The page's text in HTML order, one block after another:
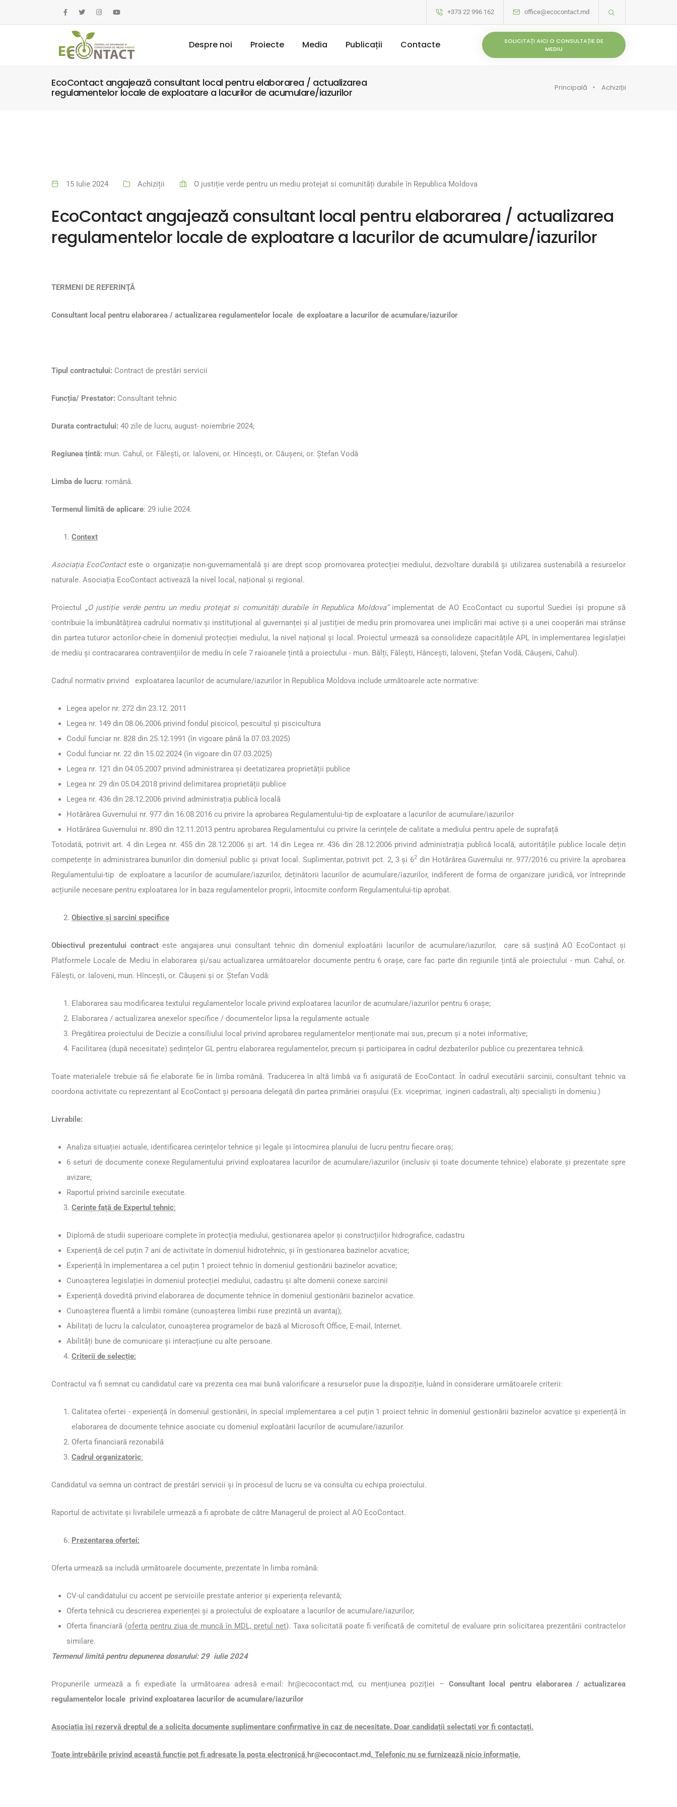
+373 22 996 162 office@ecocontact.md
Despre noi Proiecte Media Publicații Contacte
SOLICITAȚI AICI O CONSULTAȚIE DE
MEDIU
EcoContact angajează consultant local pentru elaborarea / actualizarea
regulamentelor locale de exploatare a lacurilor de acumulare/iazurilor
Principală Achiziții
15 Iulie 2024 Achiziții O justiție verde pentru un mediu protejat si comunități durabile în Republica Moldova
EcoContact angajează consultant local pentru elaborarea / actualizarea
regulamentelor locale de exploatare a lacurilor de acumulare/iazurilor
TERMENI DE REFERINŢĂ
Consultant local pentru elaborarea / actualizarea regulamentelor locale de exploatare a lacurilor de acumulare/iazurilor
Tipul contractului: Contract de prestări servicii
Funcția/ Prestator: Consultant tehnic
Durata contractului: 40 zile de lucru, august- noiembrie 2024;
Regiunea țintă: mun. Cahul, or. Fălești, or. Ialoveni, or. Hîncești, or. Căușeni, or. Ștefan Vodă
Limba de lucru: română.
Termenul limită de aplicare: 29 iulie 2024.
Context
Asociația EcoContacteste o organizație non-guvernamentală și are drept scop promovarea protecției mediului, dezvoltare durabilă și utilizarea sustenabilă a resurselor
naturale. Asociația EcoContact activează la nivel local, național și regional.
Proiectul „O justiție verde pentru un mediu protejat si comunități durabile în Republica Moldova” implementat de AO EcoContact cu suportul Suediei își propune să
contribuie la îmbunătățirea cadrului normativ și instituțional al guvernanței și al justiției de mediu prin promovarea unei implicări mai active și a unei cooperări mai strânse
din partea tuturor actorilor-cheie în domeniul protecției mediului, la nivel național și local. Proiectul urmează sa consolideze capacitățile APL în implementarea legislației
de mediu și contracararea contravențiilor de mediu în cele 7 raioanele țintă a proiectului - mun. Bălți, Fălești, Hâncești, Ialoveni, Ștefan Vodă, Căușeni, Cahul).
Cadrul normativ privind exploatarea lacurilor de acumulare/iazurilor în Republica Moldova include următoarele acte normative:
Legea apelor nr. 272 din 23.12. 2011
Legea nr. 149 din 08.06.2006 privind fondul piscicol, pescuitul și piscicultura
Codul funciar nr. 828 din 25.12.1991 (în vigoare până la 07.03.2025)
Codul funciar nr. 22 din 15.02.2024 (în vigoare din 07.03.2025)
Legea nr. 121 din 04.05.2007 privind administrarea și deetatizarea proprietății publice
Legea nr. 29 din 05.04.2018 privind delimitarea proprietății publice
Legea nr. 436 din 28.12.2006 privind administrația publică locală
Hotărârea Guvernului nr. 977 din 16.08.2016 cu privire la aprobarea Regulamentului-tip de exploatare a lacurilor de acumulare/iazurilor
Hotărârea Guvernului nr. 890 din 12.11.2013 pentru aprobarea Regulamentului cu privire la cerințele de calitate a mediului pentru apele de suprafață
Totodată, potrivit art. 4 din Legea nr. 455 din 28.12.2006 și art. 14 din Legea nr. 436 din 28.12.2006 privind administrația publică locală, autoritățile publice locale dețin
competențe în administrarea bunurilor din domeniul public și privat local. Suplimentar, potrivit pct. 2, 3 și 62 din Hotărârea Guvernului nr. 977/2016 cu privire la aprobarea
Regulamentului-tip de exploatare a lacurilor de acumulare/iazurilor, deținătorii lacurilor de acumulare/iazurilor, indiferent de forma de organizare juridică, vor întreprinde
acțiunile necesare pentru exploatarea lor în baza regulamentelor proprii, întocmite conform Regulamentului-tip aprobat.
Obiective și sarcini specifice
Obiectivul prezentului contracteste angajarea unui consultant tehnic din domeniul exploatării lacurilor de acumulare/iazurilor, care să susțină AO EcoContact și
Platformele Locale de Mediu în elaborarea și/sau actualizarea următoarelor documente pentru 6 orașe, care fac parte din regiunile țintă ale proiectului - mun. Cahul, or.
Fălești, or. Ialoveni, mun. Hîncești, or. Căușeni și or. Ștefan Vodă:
Elaborarea sau modificarea textului regulamentelor locale privind exploatarea lacurilor de acumulare/iazurilor pentru 6 orașe;
Elaborarea / actualizarea anexelor specifice / documentelor lipsa la regulamente actuale
Pregătirea proiectului de Decizie a consiliului local privind aprobarea regulamentelor menționate mai sus, precum și a notei informative;
Facilitarea (după necesitate) ședințelor GL pentru elaborarea regulamentelor, precum și participarea în cadrul dezbaterilor publice cu prezentarea tehnică.
Toate materialele trebuie să fie elaborate fie în limba română. Traducerea în altă limbă va fi asigurată de EcoContact. În cadrul executării sarcinii, consultant tehnic va
coordona activitate cu reprezentant al EcoContact și persoana delegată din partea primăriei orașului (Ex. viceprimar, ingineri cadastrali, alți specialiști în domeniu.)
Livrabile:
Analiza situației actuale, identificarea cerințelor tehnice și legale și întocmirea planului de lucru pentru fiecare oraș;
6 seturi de documente conexe Regulamentului privind exploatarea lacurilor de acumulare/iazurilor (inclusiv și toate documente tehnice) elaborate și prezentate spre
avizare;
Raportul privind sarcinile executate.
Cerințe față de Expertul tehnic:
Diplomă de studii superioare complete în protecția mediului, gestionarea apelor și construcțiilor hidrografice, cadastru
Experiență de cel puțin 7 ani de activitate în domeniul hidrotehnic, și în gestionarea bazinelor acvatice;
Experiență în implementarea a cel puțin 1 proiect tehnic în domeniul gestionării bazinelor acvatice;
Cunoașterea legislației în domeniul protecției mediului, cadastru și alte domenii conexe sarcinii
Experiență dovedită privind elaborarea de documente tehnice în domeniul gestionării bazinelor acvatice.
Cunoașterea fluentă a limbii române (cunoașterea limbii ruse prezintă un avantaj);
Abilitați de lucru la calculator, cunoașterea programelor de bază al Microsoft Office, E-mail, Internet.
Abilități bune de comunicare și interacțiune cu alte persoane.
Criterii de selecție:
Contractul va fi semnat cu candidatul care va prezenta cea mai bună valorificare a resurselor puse la dispoziție, luând în considerare următoarele criterii:
Calitatea ofertei - experiență în domeniul gestionării, în special implementarea a cel puțin 1 proiect tehnic în domeniul gestionării bazinelor acvatice și experiență în
elaborarea de documente tehnice asociate cu domeniul exploatării lacurilor de acumulare/iazurilor.
Oferta financiară rezonabilă
Cadrul organizatoric:
Candidatul va semna un contract de prestări servicii și în procesul de lucru se va consulta cu echipa proiectului.
Raportul de activitate și livrabilele urmează a fi aprobate de către Managerul de proiect al AO EcoContact.
Prezentarea ofertei:
Oferta urmează sa includă următoarele documente, prezentate în limba română:
CV-ul candidatului cu accent pe serviciile prestate anterior și experiența relevantă;
Oferta tehnică cu descrierea experienței și a proiectului de exploatare a lacurilor de acumulare/iazurilor;
Oferta financiară (oferta pentru ziua de muncă în MDL, prețul net). Taxa solicitată poate fi verificată de comitetul de evaluare prin solicitarea prezentării contractelor
similare.
Termenul limită pentru depunerea dosarului: 29 iulie 2024
Propunerile urmează a fi expediate la următoarea adresă e-mail: hr@ecocontact.md, cu mențiunea poziției – Consultant local pentru elaborarea / actualizarea
regulamentelor locale privind exploatarea lacurilor de acumulare/iazurilor
Asociația își rezervă dreptul de a solicita documente suplimentare confirmative în caz de necesitate. Doar candidații selectați vor fi contactați.
Toate întrebările privind această funcție pot fi adresate la poșta electronică hr@ecocontact.md. Telefonic nu se furnizează nicio informație.